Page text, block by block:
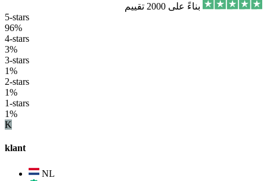
بناءً على 2000 تقييم
5-stars
96%
4-stars
3%
3-stars
1%
2-stars
1%
1-stars
1%
K
klant
NL